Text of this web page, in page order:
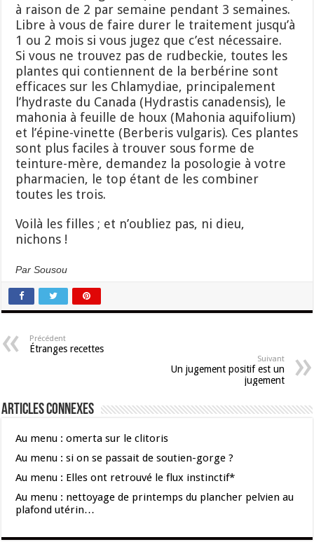
à raison de 2 par semaine pendant 3 semaines.
Libre à vous de faire durer le traitement jusqu’à
1 ou 2 mois si vous jugez que c’est nécessaire.
Si vous ne trouvez pas de rudbeckie, toutes les
plantes qui contiennent de la berbérine sont
efficaces sur les Chlamydiae, principalement
l’hydraste du Canada (Hydrastis canadensis), le
mahonia à feuille de houx (Mahonia aquifolium)
et l’épine-vinette (Berberis vulgaris). Ces plantes
sont plus faciles à trouver sous forme de
teinture-mère, demandez la posologie à votre
pharmacien, le top étant de les combiner
toutes les trois.
Voilà les filles ; et n’oubliez pas, ni dieu,
nichons !
Par Sousou
Précédent
Étranges recettes
Suivant
Un jugement positif est un
jugement
Articles connexes
Au menu : omerta sur le clitoris
Au menu : si on se passait de soutien-gorge ?
Au menu : Elles ont retrouvé le flux instinctif*
Au menu : nettoyage de printemps du plancher pelvien au
plafond utérin…